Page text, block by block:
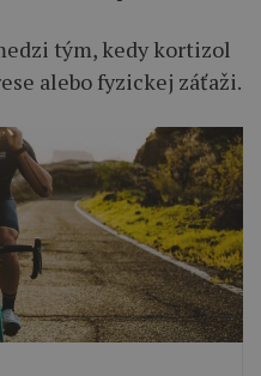
tým, kedy kortizol
alebo fyzickej záťaži.